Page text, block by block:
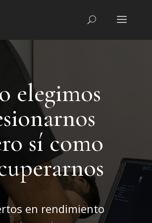
elegimos
sí como
en rendimiento